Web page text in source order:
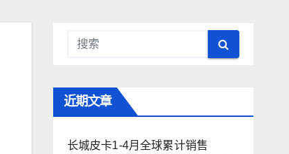
近期文章
长城皮卡1-4月全球累计销售